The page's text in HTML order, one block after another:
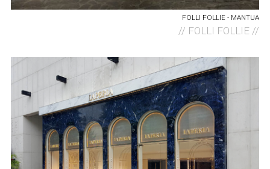
FOLLI FOLLIE - MANTUA
// FOLLI FOLLIE //